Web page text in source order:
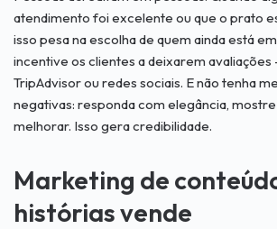
atendimento foi excelente ou que o prato
isso pesa na escolha de quem ainda está
incentive os clientes a deixarem
TripAdvisor ou redes sociais. E não tenha
negativas: responda com elegância,
melhorar. Isso gera credibilidade.
Marketing de
histórias vende